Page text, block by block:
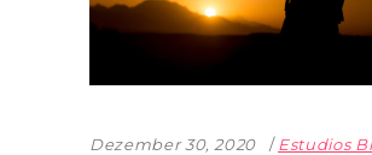
Dezember 30, 2020 Estudios